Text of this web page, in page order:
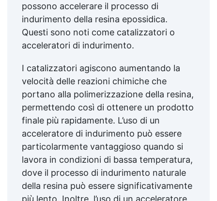
possono accelerare il processo di
indurimento della resina epossidica.
Questi sono noti come catalizzatori o
acceleratori di indurimento.
I catalizzatori agiscono aumentando la
velocità delle reazioni chimiche che
portano alla polimerizzazione della resina,
permettendo così di ottenere un prodotto
finale più rapidamente. L’uso di un
acceleratore di indurimento può essere
particolarmente vantaggioso quando si
lavora in condizioni di bassa temperatura,
dove il processo di indurimento naturale
della resina può essere significativamente
più lento. Inoltre, l’uso di un acceleratore